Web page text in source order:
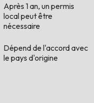
Après 1 an, un permis
local peut être
nécessaire
Dépend de l'accord avec
le pays d'origine